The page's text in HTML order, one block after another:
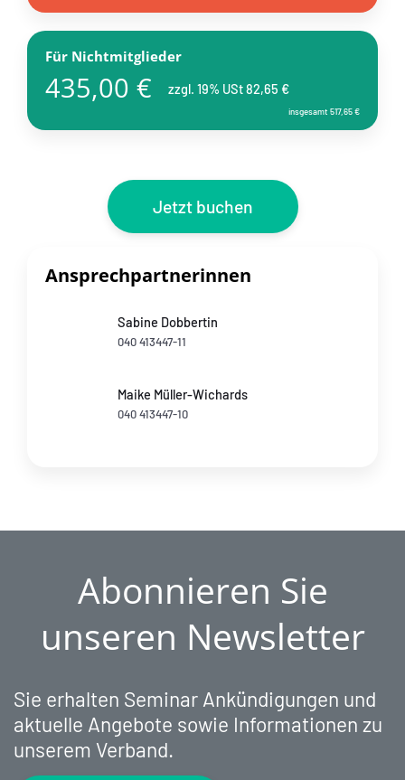
Für Nichtmitglieder
435,00 € zzgl. 19% USt 82,65 €
insgesamt 517,65 €
Jetzt buchen
Ansprechpartnerinnen
Sabine Dobbertin
040 413447-11
Maike Müller-Wichards
040 413447-10
Abonnieren Sie
unseren Newsletter
Sie erhalten Seminar Ankündigungen und
aktuelle Angebote sowie Informationen zu
unserem Verband.